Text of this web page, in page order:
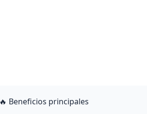
🔥 Beneficios principales